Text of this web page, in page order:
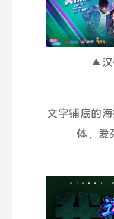
▲汉
文字铺底的
体，爱